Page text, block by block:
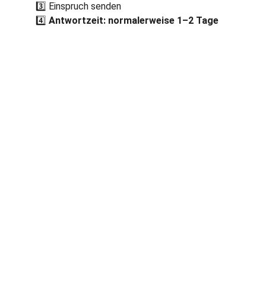
3️⃣ Einspruch senden
4️⃣ Antwortzeit: normalerweise 1–2 Tage